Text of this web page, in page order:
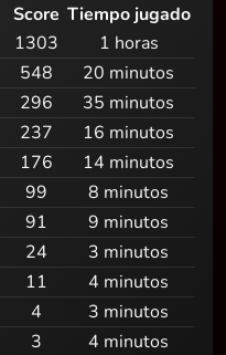
Score Tiempo jugado
1303
1 horas
548
20 minutos
296
35 minutos
237
16 minutos
176
14 minutos
99
8 minutos
91
9 minutos
24
3 minutos
11
4 minutos
4
3 minutos
3
4 minutos